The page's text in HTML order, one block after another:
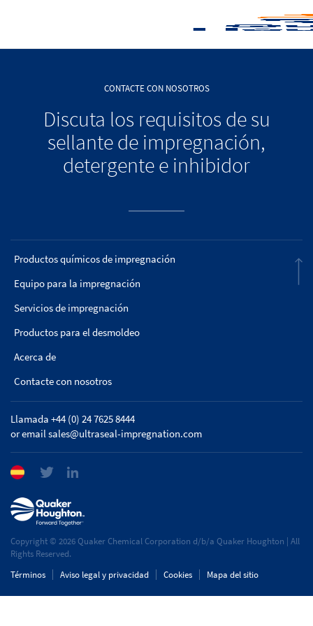
CONTACTE CON NOSOTROS
Discuta los requisitos de su
sellante de impregnación,
detergente e inhibidor
Productos químicos de impregnación
Equipo para la impregnación
Servicios de impregnación
Productos para el desmoldeo
Acerca de
Contacte con nosotros
Llamada +44 (0) 24 7625 8444
or emailsales@ultraseal-impregnation.com
Copyright © 2026 Quaker Chemical Corporation d/b/a Quaker Houghton | All
Rights Reserved.
Términos
Aviso legal y privacidad Cookies Mapa del sitio